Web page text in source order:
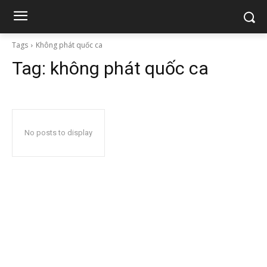
Tags Không phát quốc ca
Tag: không phát quốc ca
No posts to display